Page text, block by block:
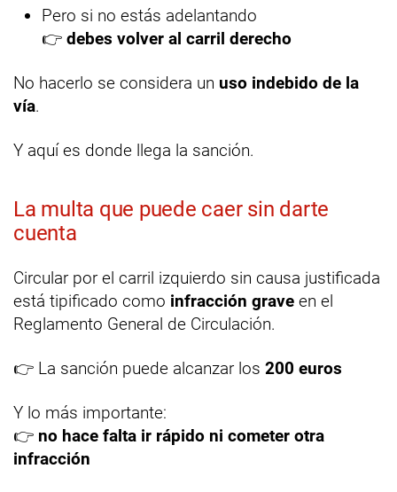
Pero si no estás adelantando
👉 debes volver al carril derecho
No hacerlo se considera un uso indebido de la
vía.
Y aquí es donde llega la sanción.
La multa que puede caer sin darte
cuenta
Circular por el carril izquierdo sin causa justificada
está tipificado como infracción grave en el
Reglamento General de Circulación.
👉 La sanción puede alcanzar los 200 euros
Y lo más importante:
👉 no hace falta ir rápido ni cometer otra
infracción